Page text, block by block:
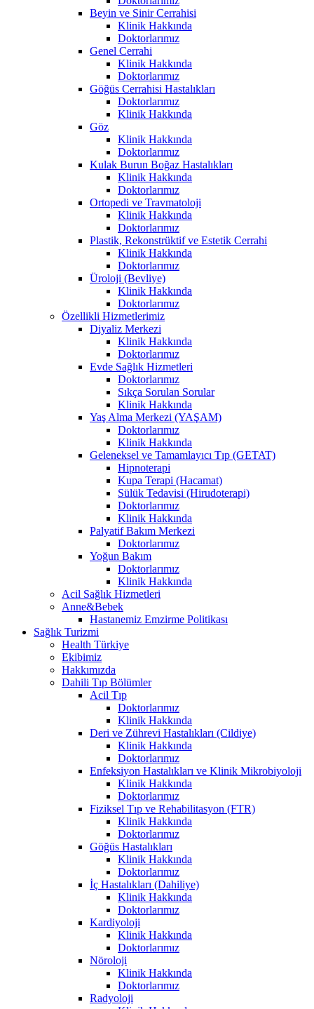
Beyin ve Sinir Cerrahisi
Klinik Hakkında
Doktorlarımız
Genel Cerrahi
Klinik Hakkında
Doktorlarımız
Göğüs Cerrahisi Hastalıkları
Doktorlarımız
Klinik Hakkında
Göz
Klinik Hakkında
Doktorlarımız
Kulak Burun Boğaz Hastalıkları
Klinik Hakkında
Doktorlarımız
Ortopedi ve Travmatoloji
Klinik Hakkında
Doktorlarımız
Plastik, Rekonstrüktif ve Estetik Cerrahi
Klinik Hakkında
Doktorlarımız
Üroloji (Bevliye)
Klinik Hakkında
Doktorlarımız
Özellikli Hizmetlerimiz
Diyaliz Merkezi
Klinik Hakkında
Doktorlarımız
Evde Sağlık Hizmetleri
Doktorlarımız
Sıkça Sorulan Sorular
Klinik Hakkında
Yaş Alma Merkezi (YAŞAM)
Doktorlarımız
Klinik Hakkında
Geleneksel ve Tamamlayıcı Tıp (GETAT)
Hipnoterapi
Kupa Terapi (Hacamat)
Sülük Tedavisi (Hirudoterapi)
Doktorlarımız
Klinik Hakkında
Palyatif Bakım Merkezi
Doktorlarımız
Yoğun Bakım
Doktorlarımız
Klinik Hakkında
Acil Sağlık Hizmetleri
Anne&Bebek
Hastanemiz Emzirme Politikası
Sağlık Turizmi
Health Türkiye
Ekibimiz
Hakkımızda
Dahili Tıp Bölümler
Acil Tıp
Doktorlarımız
Klinik Hakkında
Deri ve Zührevi Hastalıkları (Cildiye)
Klinik Hakkında
Doktorlarımız
Enfeksiyon Hastalıkları ve Klinik Mikrobiyoloji
Klinik Hakkında
Doktorlarımız
Fiziksel Tıp ve Rehabilitasyon (FTR)
Klinik Hakkında
Doktorlarımız
Göğüs Hastalıkları
Klinik Hakkında
Doktorlarımız
İç Hastalıkları (Dahiliye)
Klinik Hakkında
Doktorlarımız
Kardiyoloji
Klinik Hakkında
Doktorlarımız
Nöroloji
Klinik Hakkında
Doktorlarımız
Radyoloji